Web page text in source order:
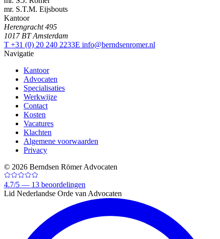
mr. S.T.M. Eijsbouts
Kantoor
Herengracht 495
1017 BT Amsterdam
T +31 (0) 20 240 2233E info@berndsenromer.nl
Navigatie
Kantoor
Advocaten
Specialisaties
Werkwijze
Contact
Kosten
Vacatures
Klachten
Algemene voorwaarden
Privacy
© 2026 Berndsen Römer Advocaten
4.7/5 — 13 beoordelingen
Lid Nederlandse Orde van Advocaten